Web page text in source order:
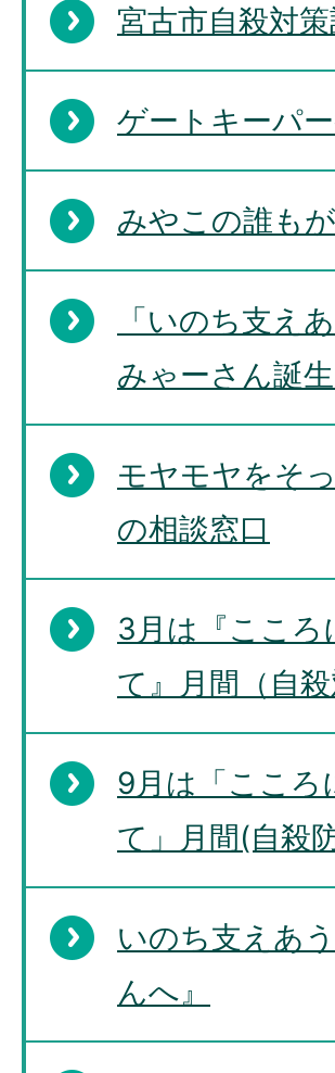
宮古市自殺対
ゲートキーパ
みやこの誰も
「いのち支え
みゃーさん誕
モヤモヤをそ
の相談窓口
3月は『こころ
て』月間（自
9月は「こころ
て」月間(自殺
いのち支えあ
んへ』